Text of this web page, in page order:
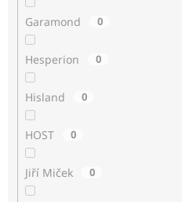
Garamond 0
Hesperion 0
Hisland 0
HOST 0
Jiří Miček 0